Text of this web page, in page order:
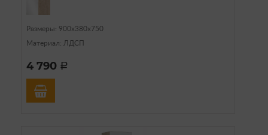
Размеры: 900х380х750
Материал: ЛДСП
4 790 a